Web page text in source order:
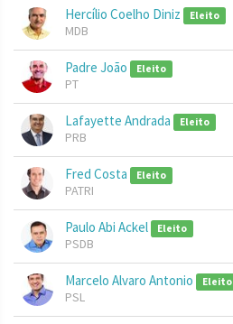
Hercílio Coelho Diniz Eleito
MDB
Padre João Eleito
PT
Lafayette Andrada Eleito
PRB
Fred Costa Eleito
PATRI
Paulo Abi Ackel Eleito
PSDB
Marcelo Alvaro Antonio Eleito
PSL